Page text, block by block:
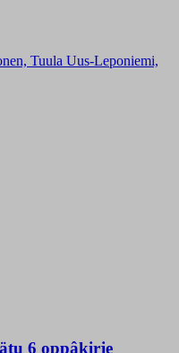
Tuula Uus-Leponiemi,
6 oppâkirje